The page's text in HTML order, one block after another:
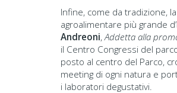
Infine, come da tradizione,
agroalimentare più grande
Andreoni, Addetta alla
il Centro Congressi del
posto al centro del Parco,
meeting di ogni natura e
i laboratori degustativi.